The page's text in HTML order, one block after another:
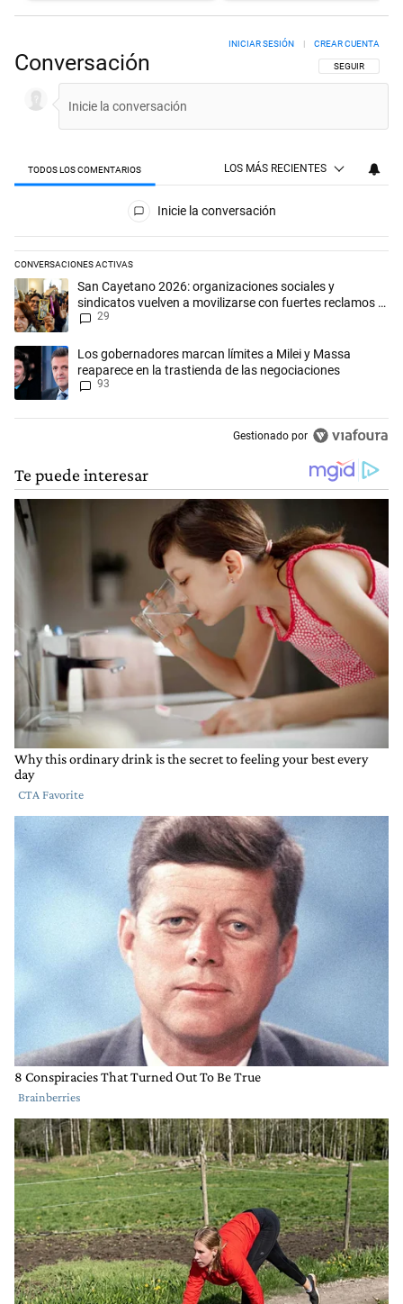
Conversación SIGA ESTA
SEGUIR
INICIAR SESIÓN | CREAR CUENTA
TODOS LOS COMENTARIOS LOS MÁS RECIENTES
Todos los comentarios
Inicie la conversación
CONVERSACIONES ACTIVAS
Este listado muestra los artículos con más comentarios en los
Un artículo de tendencia con el título "San Cayetano 2026:
San Cayetano 2026: organizaciones sociales y
sindicatos vuelven a movilizarse con fuertes reclamos al
Gobierno
29
Un artículo de tendencia con el título "Los gobernadores marcan
Los gobernadores marcan límites a Milei y Massa
reaparece en la trastienda de las negociaciones
93
Gestionado por